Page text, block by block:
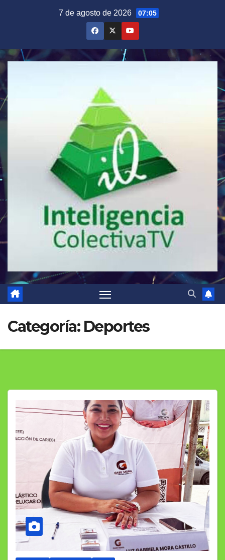
7 de agosto de 2026 07:05
Categoría: Deportes